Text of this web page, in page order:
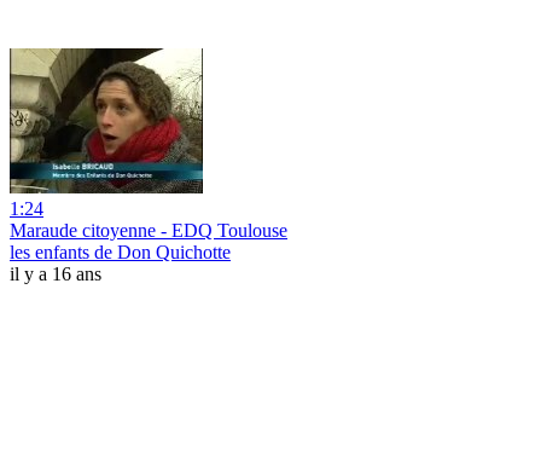
1:24
Maraude citoyenne - EDQ Toulouse
les enfants de Don Quichotte
il y a 16 ans